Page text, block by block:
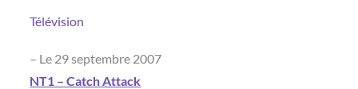
Télévision
– Le 29 septembre 2007
NT1 – Catch Attack